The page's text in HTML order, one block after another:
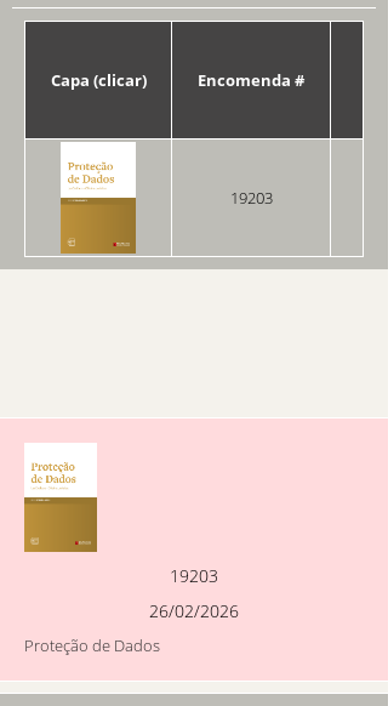
Capa (clicar) Encomenda #
19203
19203
26/02/2026
Proteção de Dados